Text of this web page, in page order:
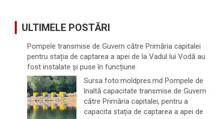
ULTIMELE POSTĂRI
Pompele transmise de Guvern către Primăria capitalei
pentru stația de captarea a apei de la Vadul lui Vodă au
fost instalate și puse în funcțiune
Sursa foto:moldpres.md Pompele de
înaltă capacitate transmise de Guvern
către Primăria capitalei, pentru a
capacita stația de captarea a apei de